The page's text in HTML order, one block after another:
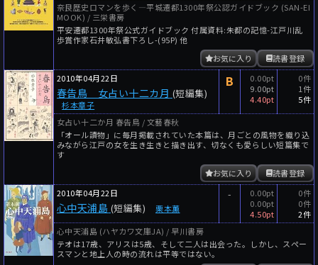
奈良歴史ロマンを歩く―平城遷都1300年祭公認ガイドブック (SAN-EI
MOOK) / 三栄書房
平安遷都1300年祭公式ガイドブック 付属資料:朱都の記憶-江戸川乱
歩賞作家石井敏弘書下ろし-(95P) 他
読書登録
お気に入り
2010年04月22日
春告鳥 女占い十二カ月 (短編集)
杉本章子
B
0.00pt
9.00pt
4.40pt
0件
1件
5件
女占い十二か月 春告鳥 / 文藝春秋
「オール讀物」に毎月掲載されていた本篇は、月ごとの風物を織り込
みながら江戸の女を生き生きと描き出す、切なくも愛らしい短篇集で
す
読書登録
お気に入り
2010年04月22日
心中天浦島 (短編集) 栗本薫
-
0.00pt
0.00pt
4.50pt
0件
0件
2件
心中天浦島 (ハヤカワ文庫JA) / 早川書房
テオは17歳、アリスは5歳、そして二人は出会った。しかし、スペー
スマンと地上人の時の流れは平等ではない。